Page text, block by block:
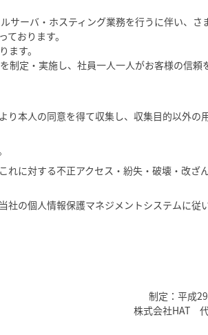
サーバ・ホスティング業務を行うに伴い、さ
おります。
す。
制定・実施し、社員一人一人がお客様の信頼
り本人の同意を得て収集し、収集目的以外の
に対する不正アクセス・紛失・破壊・改ざ
の個人情報保護マネジメントシステムに従
制定：平成
株式会社HAT